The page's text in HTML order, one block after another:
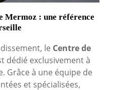
Mermoz : une référence
le Centre de
dédié exclusivement à
Grâce à une équipe de
et spécialisées,